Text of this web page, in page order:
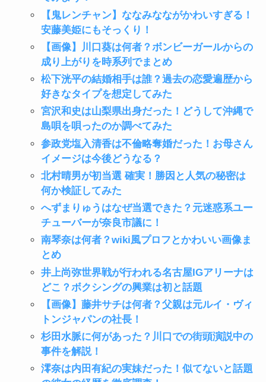
【鬼レンチャン】ななみなながかわいすぎる！
安藤美姫にもそっくり！
【画像】川口葵は何者？ボンビーガールからの
成り上がりを時系列でまとめ
松下洸平の結婚相手は誰？過去の恋愛遍歴から
好きなタイプを想定してみた
宮沢和史は山梨県出身だった！どうして沖縄で
島唄を唄ったのか調べてみた
参政党塩入清香は不倫略奪婚だった！お母さん
イメージは今後どうなる？
北村晴男が初当選 確実！勝因と人気の秘密は
何か検証してみた
へずまりゅうはなぜ当選できた？元迷惑系ユー
チューバーが奈良市議に！
南琴奈は何者？wiki風プロフとかわいい画像ま
とめ
井上尚弥世界戦が行われる名古屋IGアリーナは
どこ？ボクシングの興業は初と話題
【画像】藤井サチは何者？父親は元ルイ・ヴィ
トンジャパンの社長！
杉田水脈に何があった？川口での街頭演説中の
事件を解説！
澪奈は内田有紀の実妹だった！似てないと話題